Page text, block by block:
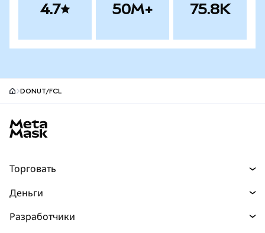
4.7 50M+ 75.8K
DONUT/FCL
Торговать
Прогнозы
Деньги
Разработчики